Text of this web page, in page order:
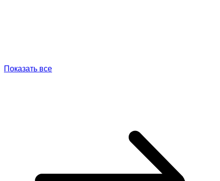
Показать все